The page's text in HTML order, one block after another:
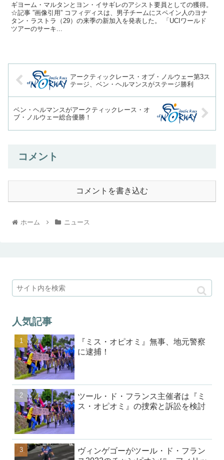
ギヨーム・マルタンとヨン・イサギレのアシスト要員としての獲得。
☆記事 ”画像引用” コフィディスは、男子チームにスペイン人のヨナ
タン・ラストラ（29）の来季の新加入を発表した。 「UCIワールド
ツアーのサーキ...
アークティックレース・オブ・ノルウェー第3ス
テージ、ベン・ヘルマンスがステージ勝利
ベン・ヘルマンスがアークティックレース・オ
ブ・ノルウェー総合優勝！
コメント
コメントを書き込む
ホーム ニュース
人気記事
『ミス・オピオミ』無事、地元警察
に逮捕！
ツール・ド・フランス主催者は『ミ
ス・オピオミ』の捜索と訴訟を検討
ヴィンゲゴーがツール・ド・フラン